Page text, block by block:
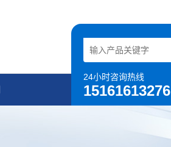
24小时咨询热线
15161613276